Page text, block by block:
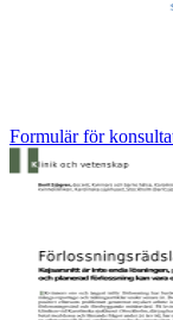
Formulär för